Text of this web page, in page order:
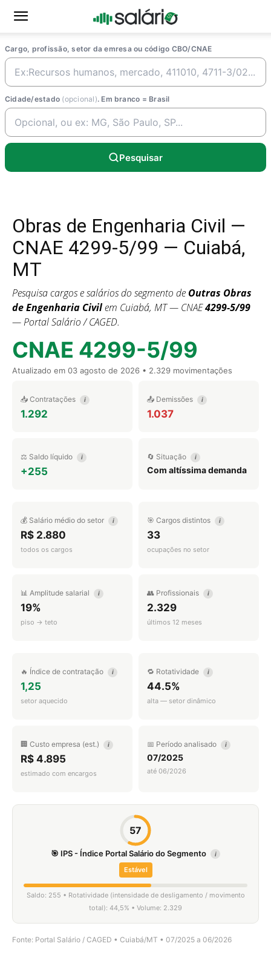
Cargo, profissão, setor da emresa ou código CBO/CNAE
Cidade/estado (opcional). Em branco = Brasil
Pesquisar
Obras de Engenharia Civil —
CNAE 4299-5/99 — Cuiabá,
MT
Pesquisa cargos e salários do segmento de Outras Obras
de Engenharia Civilem Cuiabá, MT — CNAE4299-5/99
— Portal Salário / CAGED.
CNAE 4299-5/99
Atualizado em 03 agosto de 2026 • 2.329 movimentações
📥 Contratações i
1.292
📤 Demissões i
1.037
⚖️ Saldo líquido i
+255
🔄 Situação i
Com altíssima demanda
💰 Salário médio do setor i
R$ 2.880
todos os cargos
🎯 Cargos distintos i
33
ocupações no setor
📊 Amplitude salarial i
19%
piso → teto
👥 Profissionais i
2.329
últimos 12 meses
🔥 Índice de contratação i
1,25
setor aquecido
🔁 Rotatividade i
44.5%
alta — setor dinâmico
🏢 Custo empresa (est.) i
R$ 4.895
estimado com encargos
📅 Período analisado i
07/2025
até 06/2026
57
🎯 IPS - Índice Portal Salário do Segmento i
Estável
Saldo: 255 • Rotatividade (intensidade de desligamento / movimento
total): 44,5% • Volume: 2.329
Fonte: Portal Salário / CAGED • Cuiabá/MT • 07/2025 a 06/2026